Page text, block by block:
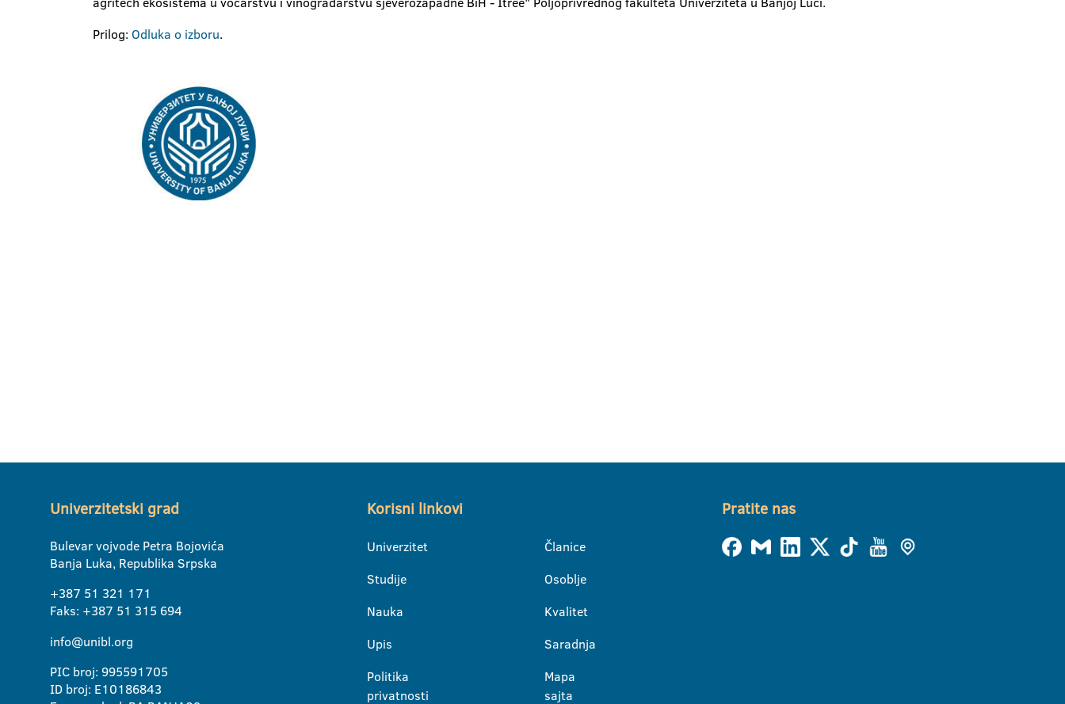
Prilog: Odluka o izboru.
Univerzitetski grad
Bulevar vojvode Petra Bojovića
Banja Luka, Republika Srpska
+387 51 321 171
Faks: +387 51 315 694
info@unibl.org
PIC broj: 995591705
ID broj: E10186843
Korisni linkovi
Univerzitet
Studije
Nauka
Upis
Politika
privatnosti
Članice
Osoblje
Kvalitet
Saradnja
Mapa
sajta
Pratite nas